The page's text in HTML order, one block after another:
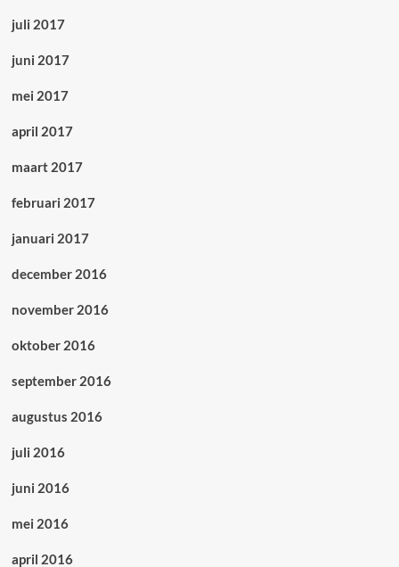
juli 2017
juni 2017
mei 2017
april 2017
maart 2017
februari 2017
januari 2017
december 2016
november 2016
oktober 2016
september 2016
augustus 2016
juli 2016
juni 2016
mei 2016
april 2016